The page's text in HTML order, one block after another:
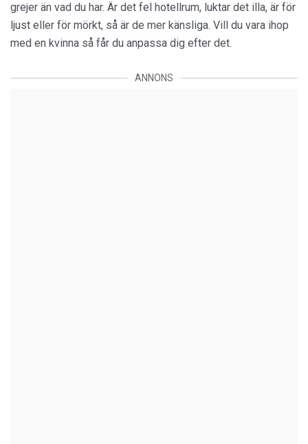
grejer än vad du har. Är det fel hotellrum, luktar det illa, är för
ljust eller för mörkt, så är de mer känsliga. Vill du vara ihop
med en kvinna så får du anpassa dig efter det.
ANNONS